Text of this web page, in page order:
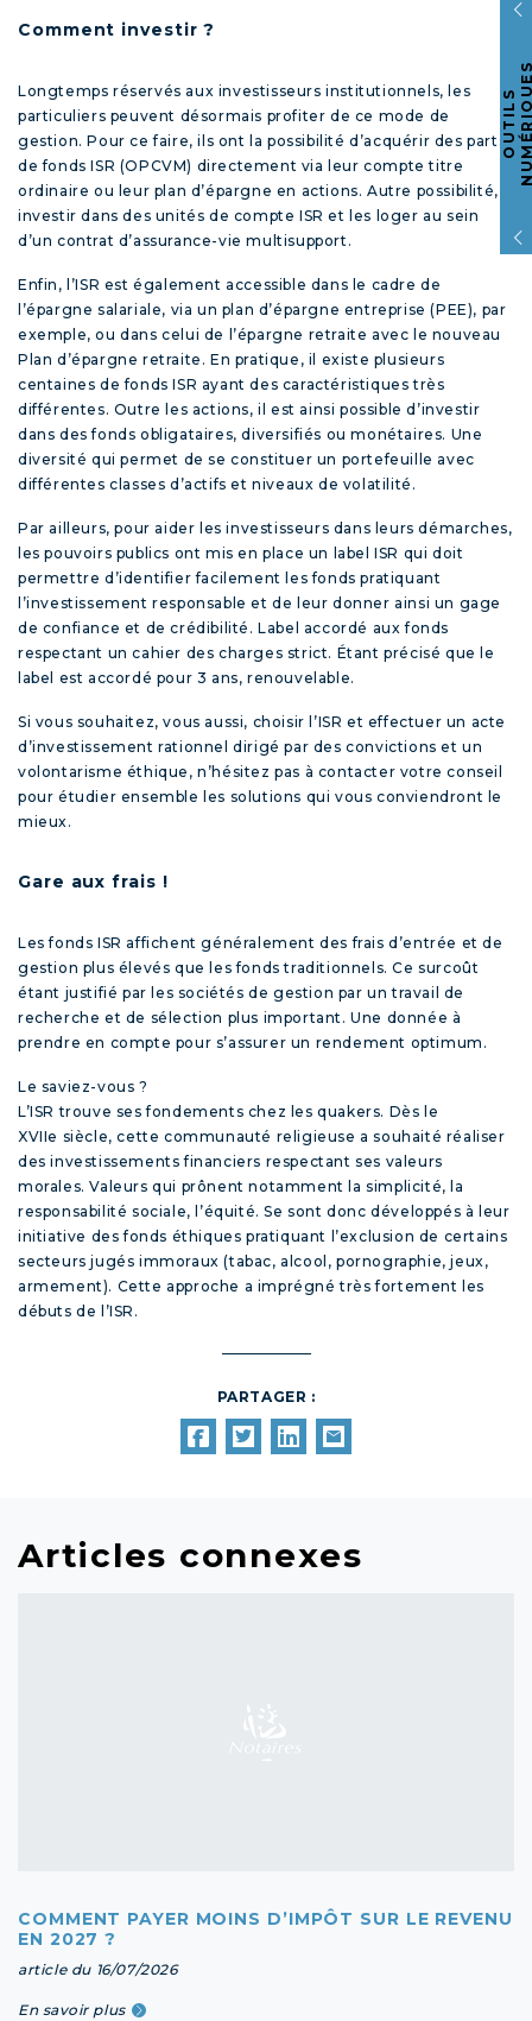
Comment investir ?
Longtemps réservés aux investisseurs institutionnels, les
particuliers peuvent désormais profiter de ce mode de
gestion. Pour ce faire, ils ont la possibilité d’acquérir des parts
de fonds ISR (OPCVM) directement via leur compte titre
ordinaire ou leur plan d’épargne en actions. Autre possibilité,
investir dans des unités de compte ISR et les loger au sein
d’un contrat d’assurance-vie multisupport.
Enfin, l’ISR est également accessible dans le cadre de
l’épargne salariale, via un plan d’épargne entreprise (PEE), par
exemple, ou dans celui de l’épargne retraite avec le nouveau
Plan d’épargne retraite. En pratique, il existe plusieurs
centaines de fonds ISR ayant des caractéristiques très
différentes. Outre les actions, il est ainsi possible d’investir
dans des fonds obligataires, diversifiés ou monétaires. Une
diversité qui permet de se constituer un portefeuille avec
différentes classes d’actifs et niveaux de volatilité.
Par ailleurs, pour aider les investisseurs dans leurs démarches,
les pouvoirs publics ont mis en place un label ISR qui doit
permettre d’identifier facilement les fonds pratiquant
l’investissement responsable et de leur donner ainsi un gage
de confiance et de crédibilité. Label accordé aux fonds
respectant un cahier des charges strict. Étant précisé que le
label est accordé pour 3 ans, renouvelable.
Si vous souhaitez, vous aussi, choisir l’ISR et effectuer un acte
d’investissement rationnel dirigé par des convictions et un
volontarisme éthique, n’hésitez pas à contacter votre conseil
pour étudier ensemble les solutions qui vous conviendront le
mieux.
Gare aux frais !
Les fonds ISR affichent généralement des frais d’entrée et de
gestion plus élevés que les fonds traditionnels. Ce surcoût
étant justifié par les sociétés de gestion par un travail de
recherche et de sélection plus important. Une donnée à
prendre en compte pour s’assurer un rendement optimum.
Le saviez-vous ?
L’ISR trouve ses fondements chez les quakers. Dès le
XVIIe siècle, cette communauté religieuse a souhaité réaliser
des investissements financiers respectant ses valeurs
morales. Valeurs qui prônent notamment la simplicité, la
responsabilité sociale, l’équité. Se sont donc développés à leur
initiative des fonds éthiques pratiquant l’exclusion de certains
secteurs jugés immoraux (tabac, alcool, pornographie, jeux,
armement). Cette approche a imprégné très fortement les
débuts de l’ISR.
PARTAGER :
Articles connexes
COMMENT PAYER MOINS D’IMPÔT SUR LE REVENU
EN 2027 ?
article du 16/07/2026
En savoir plus
O
U
T
I
L
S
N
U
M
É
R
I
Q
U
E